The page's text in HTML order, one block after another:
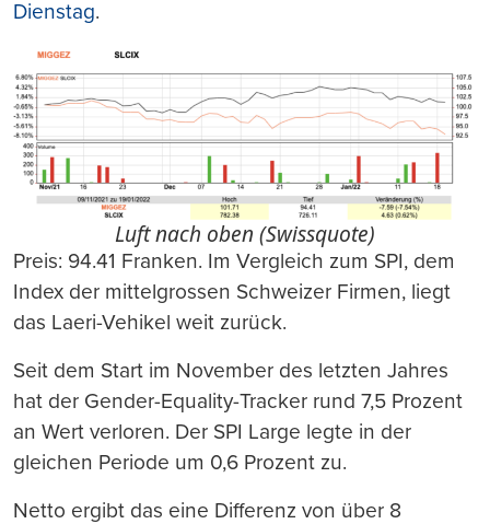
Dienstag.
Luft nach oben (Swissquote)
Preis: 94.41 Franken. Im Vergleich zum SPI, dem
Index der mittelgrossen Schweizer Firmen, liegt
das Laeri-Vehikel weit zurück.
Seit dem Start im November des letzten Jahres
hat der Gender-Equality-Tracker rund 7,5 Prozent
an Wert verloren. Der SPI Large legte in der
gleichen Periode um 0,6 Prozent zu.
Netto ergibt das eine Differenz von über 8